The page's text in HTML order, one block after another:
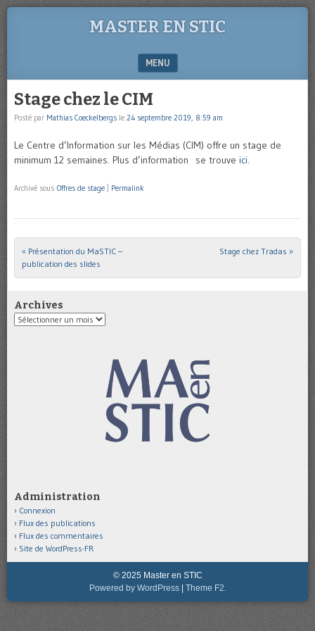
MASTER EN STIC
MENU
Stage chez le CIM
Posté par Mathias Coeckelbergs le 24 septembre 2019, 8:59 am
Le Centre d’Information sur les Médias (CIM) offre un stage de
minimum 12 semaines. Plus d’information se trouve ici.
Archivé sous Offres de stage Permalink
Post navigation
« Présentation du MaSTIC –
publication des slides
Stage chez Tradas »
Archives
Archives
Administration
Connexion
Flux des publications
Flux des commentaires
Site de WordPress-FR
© 2025 Master en STIC
Powered by WordPress | Theme F2.